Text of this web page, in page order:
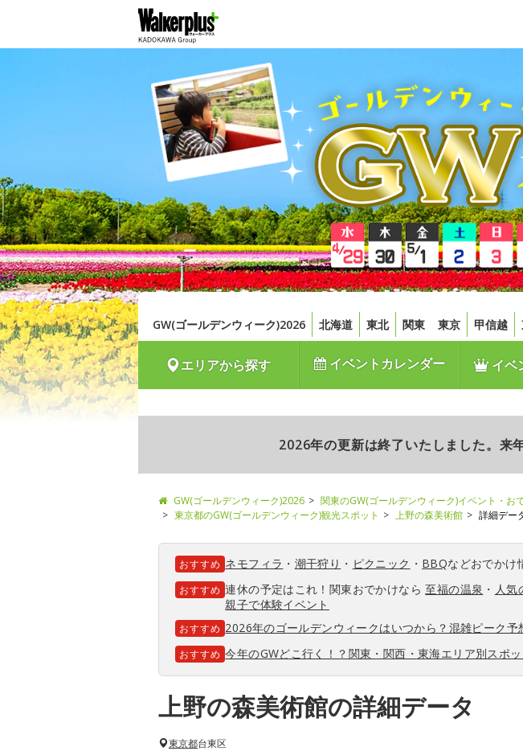
GW(ゴールデンウィーク)2026 北海道 東北 関東 東京 甲信越
エリアから探す イベントカレンダー イベ
2026年の更新は終了いたしました。来
GW(ゴールデンウィーク)2026 関東のGW(ゴールデンウィーク)イベント・お
東京都のGW(ゴールデンウィーク)観光スポット
上野の森美術館 詳細デー
おすすめ ネモフィラ ・ 潮干狩り ・ ピクニック ・ BBQなどおでかけ
おすすめ 連休の予定はこれ！関東おでかけなら至福の温泉 ・ 人気
親子で体験イベント
おすすめ 2026年のゴールデンウィークはいつから？混雑ピーク予
おすすめ 今年のGWどこ行く！？関東・関西・東海エリア別スポ
上野の森美術館の詳細データ
東京都台東区